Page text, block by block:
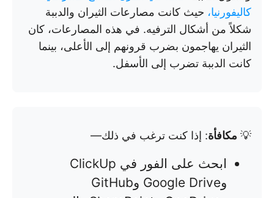
كاليفورنيا، حيث كانت مصارعات الثيران والدببة
شكلاً من أشكال الترفيه. في هذه المصارعات، كان
الثيران يهاجمون بضرب قرونهم إلى الأعلى، بينما
كانت الدببة تضرب إلى الأسفل.
💡 مكافأة: إذا كنت ترغب في ذلك—
ابحث على الفور في ClickUp
وGoogle Drive وGitHub